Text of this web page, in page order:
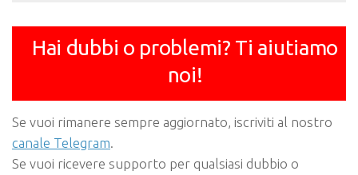
Hai dubbi o problemi? Ti aiutiamo
noi!
Se vuoi rimanere sempre aggiornato, iscriviti al nostro
canale Telegram
Se vuoi ricevere supporto per qualsiasi dubbio o